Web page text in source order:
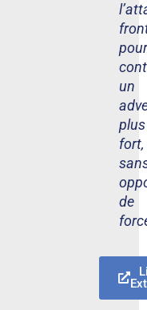
pour
un
plus
fort,
de